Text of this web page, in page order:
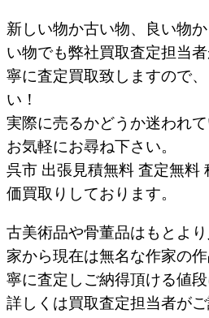
新しい物か古い物、良い物
い物でも弊社買取査定担当
寧に査定買取致しますので
い！
実際に売るかどうか迷われ
お気軽にお尋ね下さい。
呉市 出張見積無料 査定無料
価買取りしております。
古美術品や骨董品はもとよ
家から現在は無名な作家の
寧に査定しご納得頂ける値段
詳しくは買取査定担当者がご